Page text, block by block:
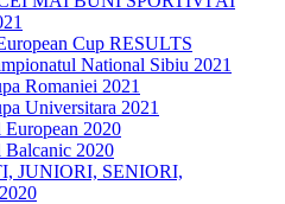
Cup RESULTS
National Sibiu 2021
Romaniei 2021
Universitara 2021
2020
Balcanic 2020
JUNIORI, SENIORI,